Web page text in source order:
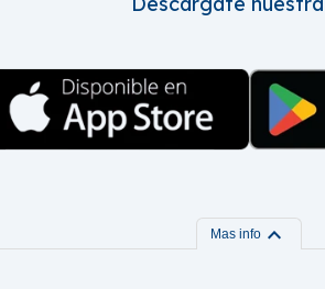
Mas info expand_more